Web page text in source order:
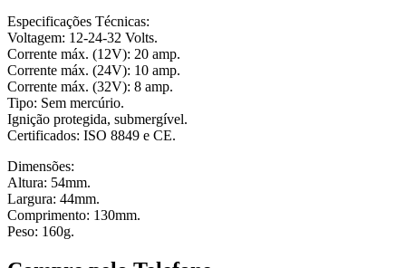
Especificações Técnicas:
Voltagem: 12-24-32 Volts.
Corrente máx. (12V): 20 amp.
Corrente máx. (24V): 10 amp.
Corrente máx. (32V): 8 amp.
Tipo: Sem mercúrio.
Ignição protegida, submergível.
Certificados: ISO 8849 e CE.
Dimensões:
Altura: 54mm.
Largura: 44mm.
Comprimento: 130mm.
Peso: 160g.